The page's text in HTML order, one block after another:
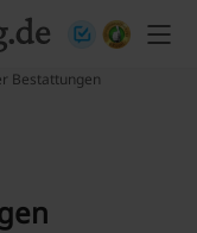
Bestattungen